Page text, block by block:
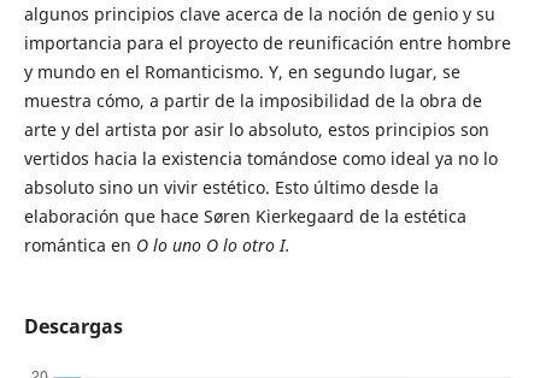
algunos principios clave acerca de la noción de genio y su
importancia para el proyecto de reunificación entre hombre
y mundo en el Romanticismo. Y, en segundo lugar, se
muestra cómo, a partir de la imposibilidad de la obra de
arte y del artista por asir lo absoluto, estos principios son
vertidos hacia la existencia tomándose como ideal ya no lo
absoluto sino un vivir estético. Esto último desde la
elaboración que hace Søren Kierkegaard de la estética
romántica en O lo uno O lo otro I.
Descargas